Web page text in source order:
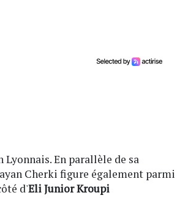
En parallèle de sa
Cherki figure également parmi
d'Eli Junior Kroupi